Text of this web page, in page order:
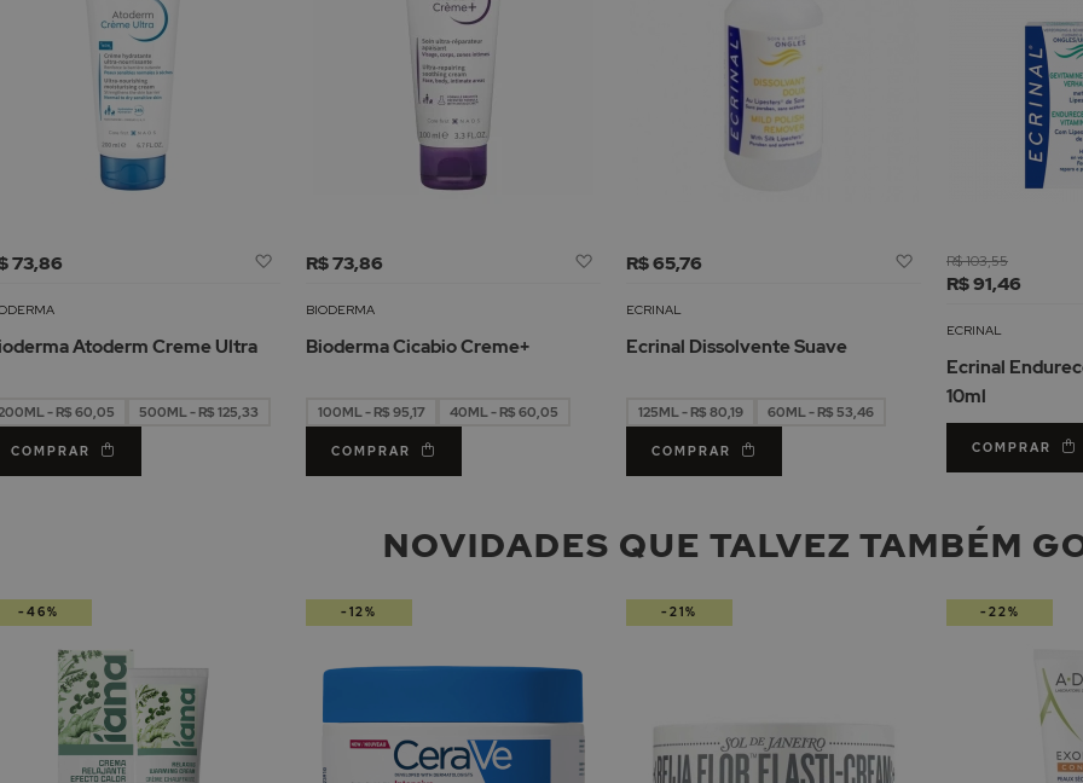
73,86
Adicionar
Lista
Desejos
Atoderm Creme Ultra
- R$ 60,05 500ML - R$ 125,33
COMPRAR
R$ 73,86
Adicionar
Lista
Desejos
BIODERMA
Bioderma Cicabio Creme+
100ML - R$ 95,17 40ML - R$ 60,05
COMPRAR
R$ 65,76
Adicionar
Desejos
ECRINAL
Ecrinal Dissolvente Suave
125ML - R$ 80,19 60ML - R$ 53,46
COMPRAR
R$ 91,46
R$ 103,55
ECRINAL
Ecrinal
10ml
COMPRAR
NOVIDADES QUE TALVEZ TAMBÉM
-46% -12% -21% -22%